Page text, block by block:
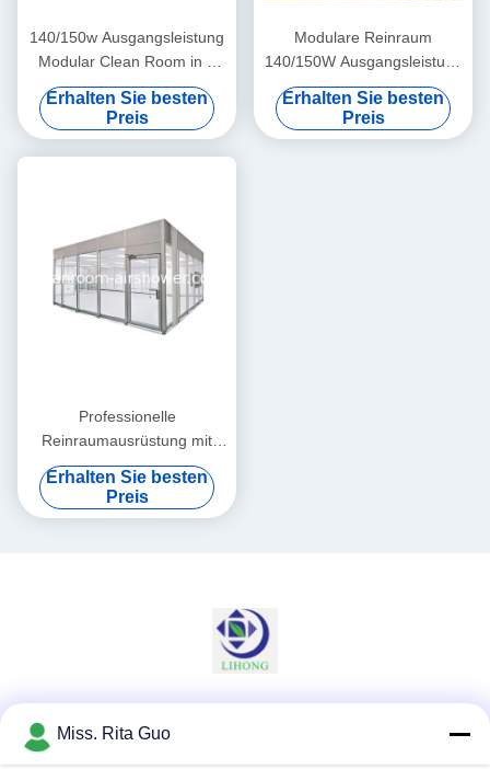
140/150w Ausgangsleistung
Modular Clean Room in 8
Farben Nummer für die
Herstellung von
Medizinprodukten
Erhalten Sie besten
Preis
Modulare Reinraum
140/150W Ausgangsleistung
220V Stromanschluss für
Standards und Leistung
Erhalten Sie besten
Preis
Professionelle
Reinraumausrüstung mit
Filterwirksamkeit ≥ 99,99%
0,3 μm und
Abflussgeschwindigkeit 0,35
Erhalten Sie besten
Preis
Miss. Rita Guo